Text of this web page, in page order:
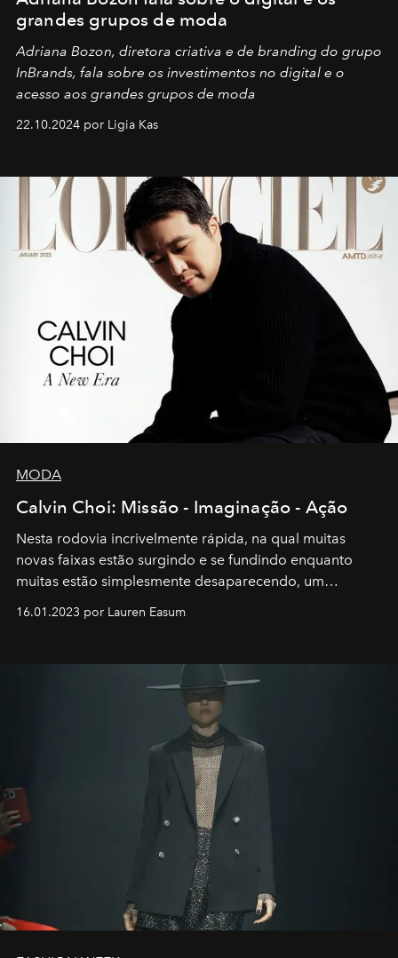
grandes grupos de moda
Adriana Bozon, diretora criativa e de branding do grupo
InBrands, fala sobre os investimentos no digital e o
acesso aos grandes grupos de moda
22.10.2024 por Ligia Kas
MODA
Calvin Choi: Missão - Imaginação - Ação
Nesta rodovia incrivelmente rápida, na qual muitas
novas faixas estão surgindo e se fundindo enquanto
muitas estão simplesmente desaparecendo, um
transportador AMTD abrindo caminho para muitos
por propósitos, com um claro senso de missão na vida e
16.01.2023 por Lauren Easum